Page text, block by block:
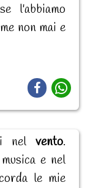
l'abbiamo
non mai e
nel vento.
e nel
le mie